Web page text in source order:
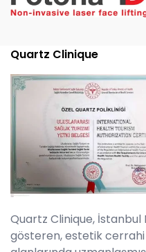
Quartz Clinique
Quartz Clinique, İstanbul
gösteren, estetik